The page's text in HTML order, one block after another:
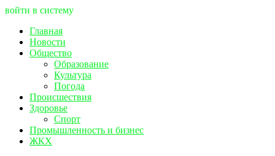
войти в систему
Главная
Новости
Общество
Образование
Культура
Погода
Происшествия
Здоровье
Спорт
Промышленность и бизнес
ЖКХ